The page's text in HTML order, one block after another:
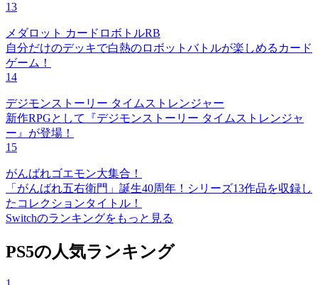
13
メダロット カードロボトルRB
自分だけのデッキで白熱のロボットバトルが楽しめるカード
ゲーム！
14
デジモンストーリー タイムストレンジャー
新作RPGとして『デジモンストーリー タイムストレンジャ
ー』が登場！
15
がんばれゴエモン大集合！
「がんばれ五右衛門」誕生40周年！シリーズ13作品を収録し
たコレクションタイトル！
Switchのランキングをもっと見る
PS5の人気ランキング